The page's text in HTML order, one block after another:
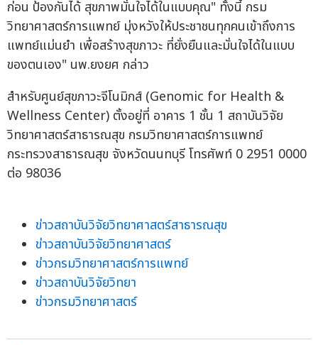
ก่อน ป้องกันได้ สุขภาพมั่นใจได้ในแบบคุณ" ทั้งนี้ กรม
วิทยาศาสตร์การแพทย์ มุ่งหวังให้ประชาชนทุกคนเข้าถึงการ
แพทย์แม่นยำ เพื่อสร้างสุขภาวะ ที่ยั่งยืนและมั่นใจได้ในแบบ
ของตนเอง" นพ.ยงยศ กล่าว
สำหรับศูนย์สุขภาวะจีโนมิกส์ (Genomic for Health &
Wellness Center) ตั้งอยู่ที่ อาคาร 1 ชั้น 1 สถาบันวิจัย
วิทยาศาสตร์สาธารณสุข กรมวิทยาศาสตร์การแพทย์
กระทรวงสาธารณสุข จังหวัดนนทบุรี โทรศัพท์ 0 2951 0000
ต่อ 98036
ข่าวสถาบันวิจัยวิทยาศาสตร์สาธารณสุข
ข่าวสถาบันวิจัยวิทยาศาสตร์
ข่าวกรมวิทยาศาสตร์การแพทย์
ข่าวสถาบันวิจัยวิทยา
ข่าวกรมวิทยาศาสตร์